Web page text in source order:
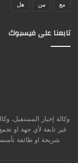
مع من هل
تابعنا على فيسبوك
وكالة إخبار المستقبل،
غير تابعة لأي جهة او
شريحة او طائفة تأسست